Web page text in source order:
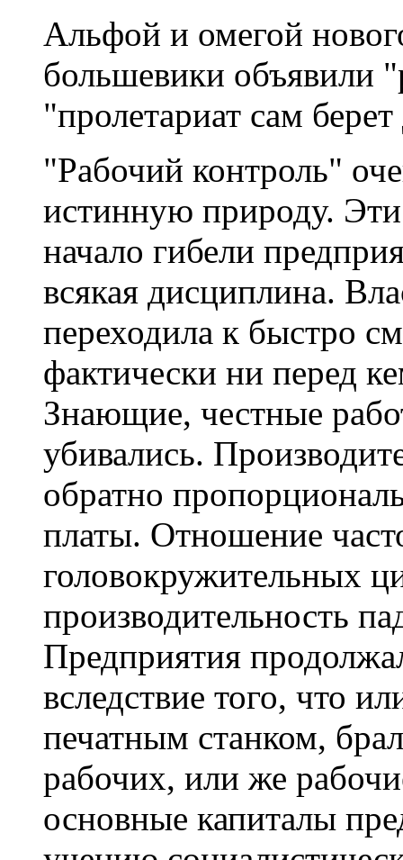
Альфой и омегой
большевики объявили
"пролетариат сам
"Рабочий контроль"
истинную природу. Эти
начало гибели
всякая дисциплина.
переходила к быстро
фактически ни перед
Знающие, честные
убивались.
обратно
платы. Отношение
головокружительных
производительность
Предприятия
вследствие того, что
печатным станком,
рабочих, или же
основные капиталы